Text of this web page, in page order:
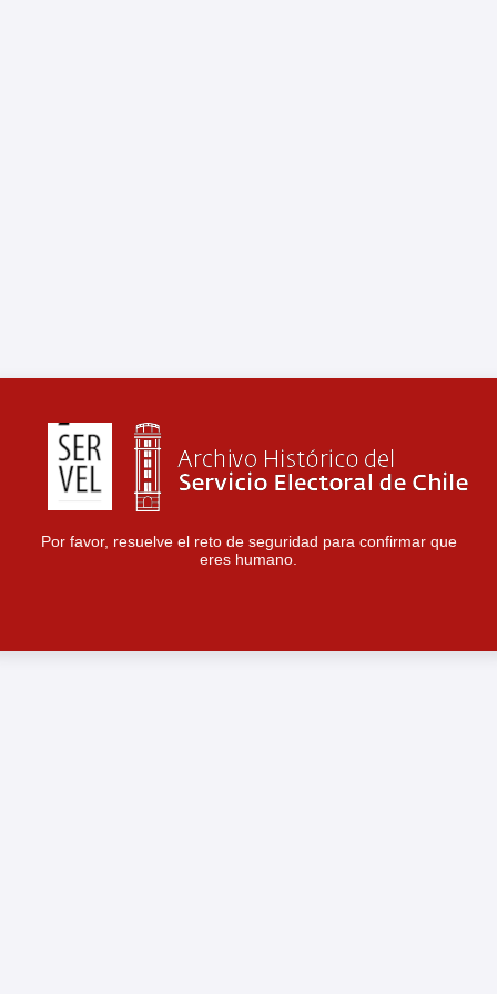
Por favor, resuelve el reto de seguridad para confirmar que
eres humano.